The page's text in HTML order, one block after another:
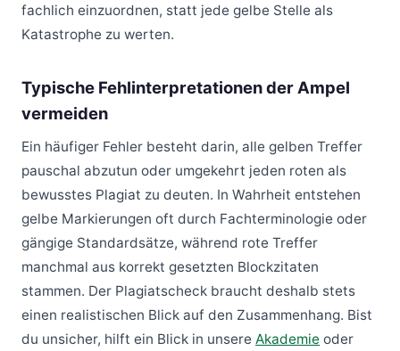
fachlich einzuordnen, statt jede gelbe Stelle als
Katastrophe zu werten.
Typische Fehlinterpretationen der Ampel
vermeiden
Ein häufiger Fehler besteht darin, alle gelben Treffer
pauschal abzutun oder umgekehrt jeden roten als
bewusstes Plagiat zu deuten. In Wahrheit entstehen
gelbe Markierungen oft durch Fachterminologie oder
gängige Standardsätze, während rote Treffer
manchmal aus korrekt gesetzten Blockzitaten
stammen. Der Plagiatscheck braucht deshalb stets
einen realistischen Blick auf den Zusammenhang. Bist
du unsicher, hilft ein Blick in unsere Akademie oder